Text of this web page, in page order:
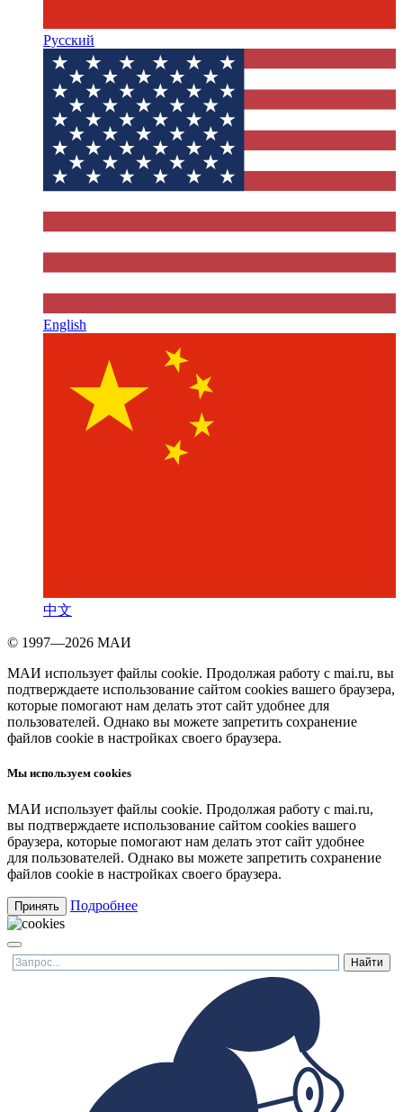
Русский
English
中文
© 1997—2026 МАИ
МАИ использует файлы cookie. Продолжая работу с mai.ru, вы
подтверждаете использование сайтом cookies вашего браузера,
которые помогают нам делать этот сайт удобнее для
пользователей. Однако вы можете запретить сохранение
файлов cookie в настройках своего браузера.
Мы используем cookies
МАИ использует файлы cookie. Продолжая работу с mai.ru,
вы подтверждаете использование сайтом cookies вашего
браузера, которые помогают нам делать этот сайт удобнее
для пользователей. Однако вы можете запретить сохранение
файлов cookie в настройках своего браузера.
Принять Подробнее